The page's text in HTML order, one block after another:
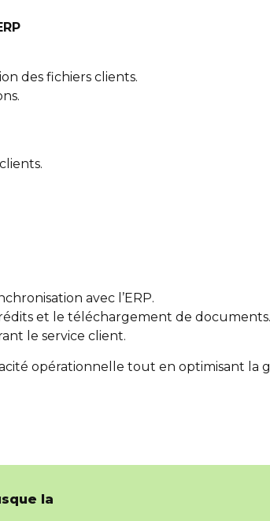
des fichiers clients.
avec l’ERP.
et le téléchargement de documents.
le service client.
opérationnelle tout en optimisant la
la